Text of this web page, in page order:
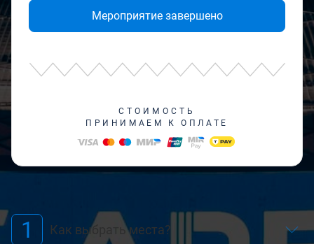
Мероприятие завершено
СТОИМОСТЬ
ПРИНИМАЕМ К ОПЛАТЕ
1 Как выбрать места?